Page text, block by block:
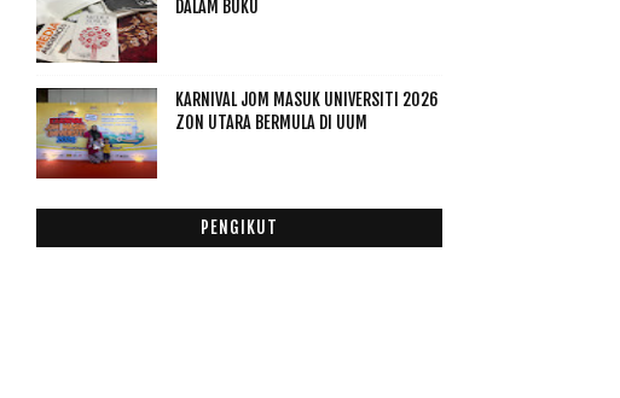
Best Try Kakak Chef in Kitchen
Keharuman Jasmine Envelope Green Tea Dengan
Bunga ...
Apa Bukti Kita Rindukan Ramadhan Lagi!
“JomMasak” hands-on Culinary Class Free
Daily Habits That Keep You Organized
JelitaSara: LESS 10% for SWAROVSKI !ONLY for OPEN
...
DALAM BUKU
KARNIVAL JOM MASUK UNIVERSITI 2026
ZON UTARA BERMULA DI UUM
PENGIKUT